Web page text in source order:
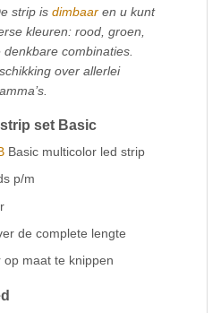
strip is dimbaar en u kunt
kleuren: rood, groen,
combinaties.
over allerlei
set Basic
Basic multicolor led strip
p/m
de complete lengte
op maat te knippen